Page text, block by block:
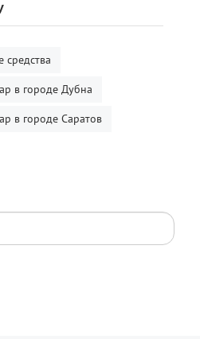
средства
в городе Дубна
в городе Саратов